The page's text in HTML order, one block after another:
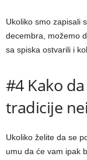
Ukoliko smo zapisali
decembra, možemo
sa spiska ostvarili i
#4 Kako
tradicije
Ukoliko želite da se
umu da će vam ipak